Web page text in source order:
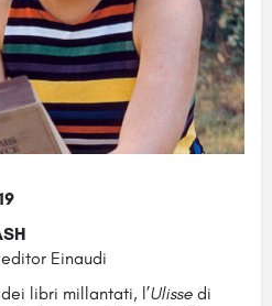
Einaudi
libri millantati, l’Ulisse di